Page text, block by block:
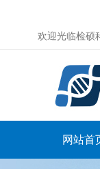
欢迎光临检硕
网站首